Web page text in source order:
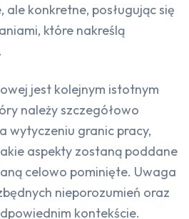
ale konkretne, posługując się
które nakreślą
jest kolejnym istotnym
należy szczegółowo
wytyczeniu granic pracy,
aspekty zostaną poddane
celowo pominięte. Uwaga
nieporozumień oraz
kontekście.